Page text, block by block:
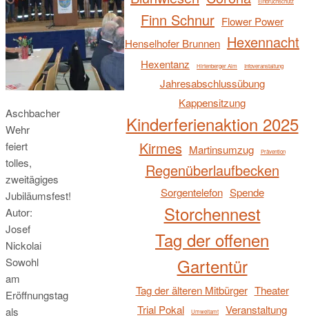
Aschbacher
Wehr
feiert
tolles,
zweitägiges
Jubiläumsfest!
Autor:
Josef
Nickolai
Sowohl
am
Eröffnungstag
als
Finn Schnur Flower Power
Henselhofer Brunnen Hexennacht
Hexentanz Hirtenberger Alm Infoveranstaltung
Jahresabschlussübung
Kappensitzung
Kinderferienaktion 2025
Kirmes Martinsumzug Prävention
Regenüberlaufbecken
Sorgentelefon Spende
Storchennest
Tag der offenen
Gartentür
Tag der älteren Mitbürger Theater
Trial Pokal
Umweltamt Veranstaltung